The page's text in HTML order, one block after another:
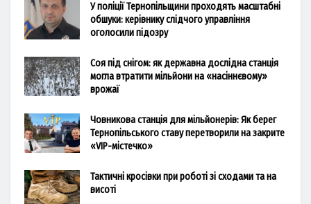
У поліції Тернопільщини проходять масштабні
обшуки: керівнику слідчого управління
оголосили підозру
Соя під снігом: як державна дослідна станція
могла втратити мільйони на «насіннєвому»
врожаї
Човникова станція для мільйонерів: Як берег
Тернопільського ставу перетворили на закрите
«VIP-містечко»
Тактичні кросівки при роботі зі сходами та на
висоті